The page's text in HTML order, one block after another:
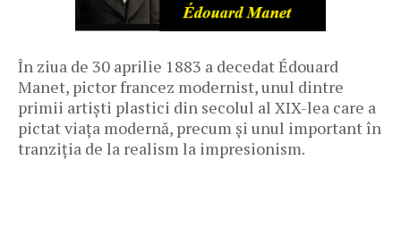
În ziua de 30 aprilie 1883 a decedat Édouard
Manet, pictor francez modernist, unul dintre
primii artiști plastici din secolul al XIX-lea care a
pictat viața modernă, precum și unul important în
tranziția de la realism la impresionism.